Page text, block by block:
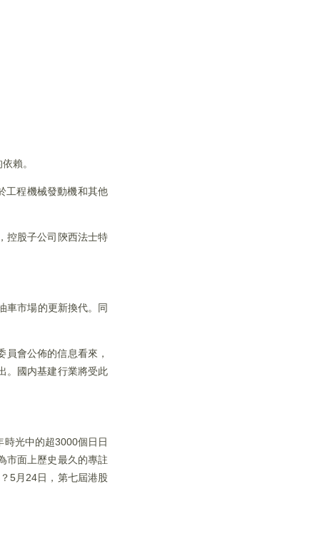
賴。
工程機械發動機和其他
控股子公司陝西法士特
車市場的更新換代。同
會公佈的信息看來，
。國内基建行業將受此
時光中的超3000個日日
市面上歷史最久的專註
5月24日，第七屆港股